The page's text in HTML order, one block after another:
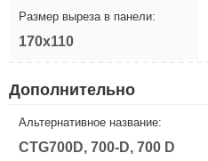
Размер выреза в панели:
170x110
Дополнительно
Альтернативное название:
CTG700D, 700-D, 700 D